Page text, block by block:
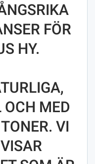
FÖR
HY.
MED
VI